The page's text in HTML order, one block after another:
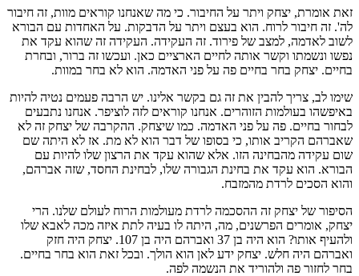
זאת אומרת, יצחק ויתר על החיבור. כי מה שאנחנו קוראים מוות, זה חיבור
לה'. זה חיבור לרוח. הוא בעצם ויתר על הדבקות. על האחדות עם הבורא
לשוב לאדמה, למצב של פירוד. זה העקידה. העקידה זה שהוא עקד את
נפשו ונשמתו וקשר אותה לחיים הארציים כאן. ועכשו זה ברור, ובחרת
בחיים. יצחק בחר בחיים פה על פני האדמה. הוא לא בחר במוות.
שימו לב, צריך להבין את זה גם בקשר אלינו. יש הרבה פעמים נטיה להיות
באיפשהו בעולמות הזוהרים. אנחנו קוראים לזה לוציפר. אנחנו נתבעים
לבחור בחיים. פה על פני האדמה. כמו שיצחק. ההקרבה של יצחק זה לא
שאברהם הקריב אותו, כי בסופו של דבר הוא לא מת. אז לא היתה שם
שום עקידה מהבחינה הזו. אלא שהוא עקד את הרצון שלו להיות עם
הבורא. הוא עקד את בחינת הגבורה שלו, לבחינת החסד, שזה אברהם,
והוא הסכים לרדת מהמזבח.
הסיפור של יצחק זה ההסכמה לרדת מעולמות הרוח לעולם שלנו. הרי
יצחק, אומרים הפרשנים, מה, היתה לו בעיה לתת איזה מכה לאבא שלו
ולהעיף אותו? הוא היה בן 37 ואברהם היה בן 107. יצחק היה חזק
ואברהם היה חלש. יצחק ידע לאן הוא הולך. ובכל זאת הוא בחר בחיים.
בחר לחזור פה ולהוריד את הנשמה לפה.